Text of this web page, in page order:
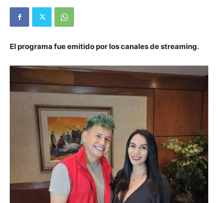
El programa fue emitido por los canales de streaming.